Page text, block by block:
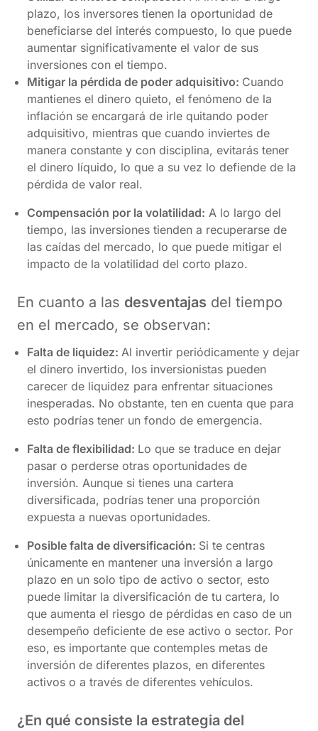
plazo, los inversores tienen la oportunidad de
beneficiarse del interés compuesto, lo que puede
aumentar significativamente el valor de sus
inversiones con el tiempo.
Mitigar la pérdida de poder adquisitivo: Cuando
mantienes el dinero quieto, el fenómeno de la
inflación se encargará de irle quitando poder
adquisitivo, mientras que cuando inviertes de
manera constante y con disciplina, evitarás tener
el dinero líquido, lo que a su vez lo defiende de la
pérdida de valor real.
Compensación por la volatilidad: A lo largo del
tiempo, las inversiones tienden a recuperarse de
las caídas del mercado, lo que puede mitigar el
impacto de la volatilidad del corto plazo.
En cuanto a las desventajas del tiempo
en el mercado, se observan:
Falta de liquidez: Al invertir periódicamente y dejar
el dinero invertido, los inversionistas pueden
carecer de liquidez para enfrentar situaciones
inesperadas. No obstante, ten en cuenta que para
esto podrías tener un fondo de emergencia.
Falta de flexibilidad: Lo que se traduce en dejar
pasar o perderse otras oportunidades de
inversión. Aunque si tienes una cartera
diversificada, podrías tener una proporción
expuesta a nuevas oportunidades.
Posible falta de diversificación: Si te centras
únicamente en mantener una inversión a largo
plazo en un solo tipo de activo o sector, esto
puede limitar la diversificación de tu cartera, lo
que aumenta el riesgo de pérdidas en caso de un
desempeño deficiente de ese activo o sector. Por
eso, es importante que contemples metas de
inversión de diferentes plazos, en diferentes
activos o a través de diferentes vehículos.
¿En qué consiste la estrategia del